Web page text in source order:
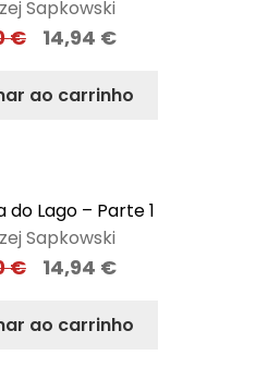
Sapkowski
€ 14,94 €
ao carrinho
do Lago – Parte 1
Sapkowski
€ 14,94 €
ao carrinho